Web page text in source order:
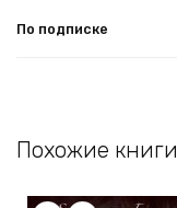
По подписке
Похожие книги